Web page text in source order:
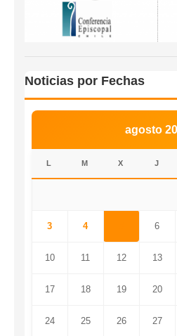
Noticias por Fechas
agosto
L M X J
3 4 6
10 11 12 13
17 18 19 20
24 25 26 27